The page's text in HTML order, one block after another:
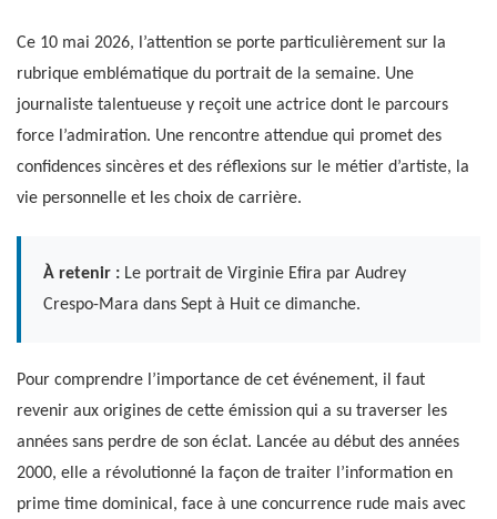
Ce 10 mai 2026, l’attention se porte particulièrement sur la
rubrique emblématique du portrait de la semaine. Une
journaliste talentueuse y reçoit une actrice dont le parcours
force l’admiration. Une rencontre attendue qui promet des
confidences sincères et des réflexions sur le métier d’artiste, la
vie personnelle et les choix de carrière.
À retenir : Le portrait de Virginie Efira par Audrey
Crespo-Mara dans Sept à Huit ce dimanche.
Pour comprendre l’importance de cet événement, il faut
revenir aux origines de cette émission qui a su traverser les
années sans perdre de son éclat. Lancée au début des années
2000, elle a révolutionné la façon de traiter l’information en
prime time dominical, face à une concurrence rude mais avec